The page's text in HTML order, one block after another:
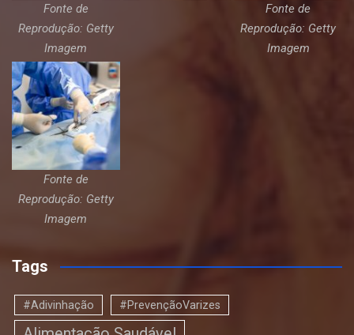
Fonte de
Reprodução: Getty
Imagem
Fonte de
Reprodução: Getty
Imagem
Fonte de
Reprodução: Getty
Imagem
Tags
#Adivinhação #PrevençãoVarizes